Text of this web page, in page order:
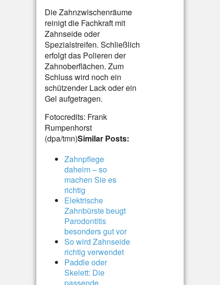
Die Zahnzwischenräume
reinigt die Fachkraft mit
Zahnseide oder
Spezialstreifen. Schließlich
erfolgt das Polieren der
Zahnoberflächen. Zum
Schluss wird noch ein
schützender Lack oder ein
Gel aufgetragen.
Fotocredits: Frank
Rumpenhorst
(dpa/tmn)Similar Posts:
Zahnpflege
daheim – so
machen Sie es
richtig
Elektrische
Zahnbürste beugt
Parodontitis
besonders gut vor
So wird Zahnseide
richtig verwendet
Paddle oder
Skelett: Die